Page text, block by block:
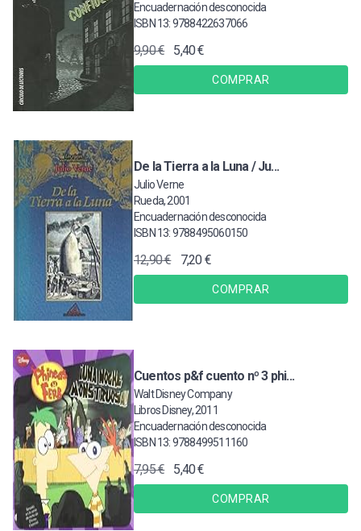
Encuadernación desconocida
ISBN 13: 9788422637066
9,90 € 5,40 €
COMPRAR
De la Tierra a la Luna / Ju...
Julio Verne
Rueda, 2001
Encuadernación desconocida
ISBN 13: 9788495060150
12,90 € 7,20 €
COMPRAR
Cuentos p&f cuento nº 3 phi...
Walt Disney Company
Libros Disney, 2011
Encuadernación desconocida
ISBN 13: 9788499511160
7,95 € 5,40 €
COMPRAR